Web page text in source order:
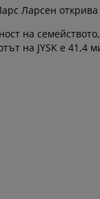
Ларсен
на
на JYSK е 41,4